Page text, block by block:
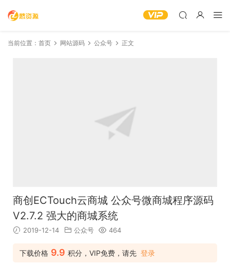
当前位置： 首页 网站源码 公众号 正文
商创ECTouch云商城 公众号微商城程序源码
V2.7.2 强大的商城系统
2019-12-14 公众号 464
下载价格 9.9 积分，VIP免费，请先 登录